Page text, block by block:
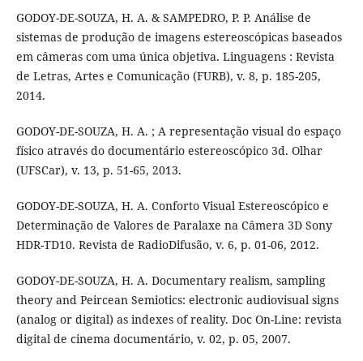
GODOY-DE-SOUZA, H. A. & SAMPEDRO, P. P. Análise de
sistemas de produção de imagens estereoscópicas baseados
em câmeras com uma única objetiva. Linguagens : Revista
de Letras, Artes e Comunicação (FURB), v. 8, p. 185-205,
2014.
GODOY-DE-SOUZA, H. A. ; A representação visual do espaço
físico através do documentário estereoscópico 3d. Olhar
(UFSCar), v. 13, p. 51-65, 2013.
GODOY-DE-SOUZA, H. A. Conforto Visual Estereoscópico e
Determinação de Valores de Paralaxe na Câmera 3D Sony
HDR-TD10. Revista de RadioDifusão, v. 6, p. 01-06, 2012.
GODOY-DE-SOUZA, H. A. Documentary realism, sampling
theory and Peircean Semiotics: electronic audiovisual signs
(analog or digital) as indexes of reality. Doc On-Line: revista
digital de cinema documentário, v. 02, p. 05, 2007.